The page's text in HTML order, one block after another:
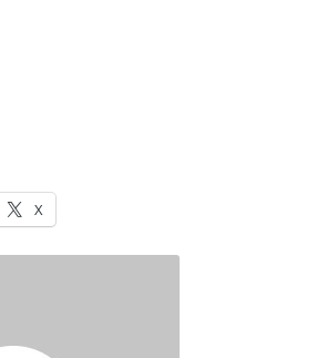
X